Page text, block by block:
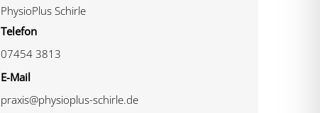
PhysioPlus Schirle
Telefon
07454 3813
E-Mail
praxis@physioplus-schirle.de